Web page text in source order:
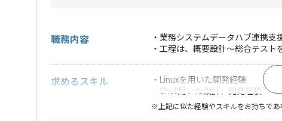
職務内容
・業務システムデータハブ連携支
・工程は、概要設計〜総合テスト
求めるスキル
・Linuxを用いた開発経験
・Shell用いた設計、開発経験
※上記に似た経験やスキルをお持ちであ